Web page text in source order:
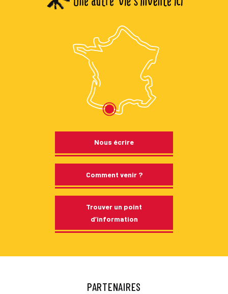
Nous écrire
Comment venir ?
Trouver un point
d’information
PARTENAIRES